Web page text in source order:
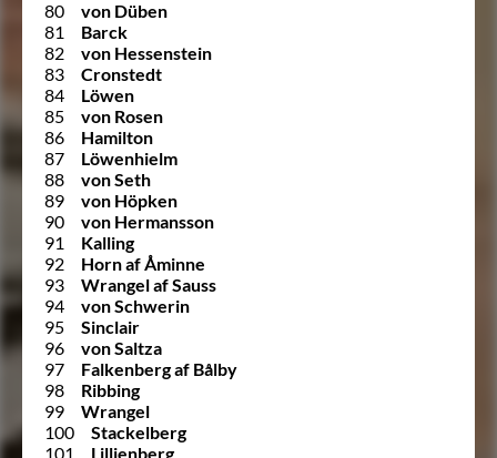
80
von Düben
81
Barck
82
von Hessenstein
83
Cronstedt
84
Löwen
85
von Rosen
86
Hamilton
87
Löwenhielm
88
von Seth
89
von Höpken
90
von Hermansson
91
Kalling
92
Horn af Åminne
93
Wrangel af Sauss
94
von Schwerin
95
Sinclair
96
von Saltza
97
Falkenberg af Bålby
98
Ribbing
99
Wrangel
100
Stackelberg
101
Lillienberg